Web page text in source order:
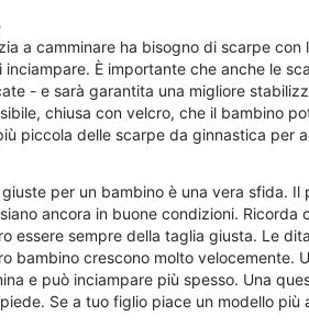
a camminare ha bisogno di scarpe
inciampare. È importante che anche le
- e sarà garantita una migliore
chiusa con velcro, che il bambino
piccola delle scarpe da ginnastica per
per un bambino è una vera sfida.
ancora in buone condizioni.
essere sempre della taglia giusta. Le
bambino crescono molto
e può inciampare più spesso. Una
Se a tuo figlio piace un modello